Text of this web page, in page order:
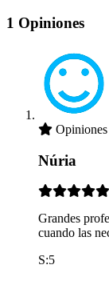
1 Opiniones
Opiniones
Núria
Grandes
cuando las
S:5